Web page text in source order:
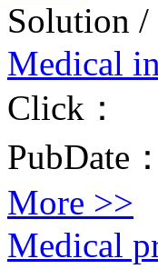
Solution /
Medical
Click：
PubDate：
More >>
Medical